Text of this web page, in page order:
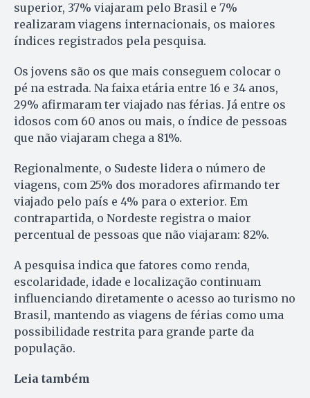
superior, 37% viajaram pelo Brasil e 7%
realizaram viagens internacionais, os maiores
índices registrados pela pesquisa.
Os jovens são os que mais conseguem colocar o
pé na estrada. Na faixa etária entre 16 e 34 anos,
29% afirmaram ter viajado nas férias. Já entre os
idosos com 60 anos ou mais, o índice de pessoas
que não viajaram chega a 81%.
Regionalmente, o Sudeste lidera o número de
viagens, com 25% dos moradores afirmando ter
viajado pelo país e 4% para o exterior. Em
contrapartida, o Nordeste registra o maior
percentual de pessoas que não viajaram: 82%.
A pesquisa indica que fatores como renda,
escolaridade, idade e localização continuam
influenciando diretamente o acesso ao turismo no
Brasil, mantendo as viagens de férias como uma
possibilidade restrita para grande parte da
população.
Leia também